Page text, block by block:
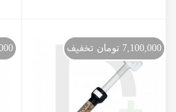
7,100,000 تومان تخفیف